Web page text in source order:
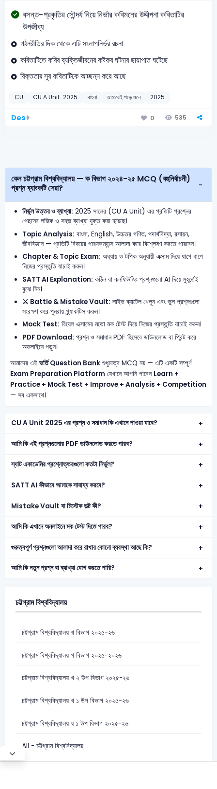
বসন্ত-প্রকৃতির সৌন্দর্য নিয়ে নির্ভার কবিমনের উদ্দীপনা কবিতাটির
উপজীব্য
গঠনরীতির দিক থেকে এটি সংলাপনির্ভর রচনা
কবিতাটিতে কবির ব্যক্তিজীবনের কষ্টকর ঘটনার ছায়াপাত ঘটেছে
রিক্ততার সুর কবিতাটিকে আচ্ছন্ন করে আছে
CU CU A Unit-2025 বাংলা তাহারেই পড়ে মনে 2025
Des 0 535
কেন চট্টগ্রাম বিশ্ববিদ্যালয় — ক বিভাগ ২০২৪-২৫ MCQ (বহুনির্বাচনী)
প্রশ্ন ব্যাংকটি সেরা?
নির্ভুল উত্তর ও ব্যাখ্যা: 2025 সালের (CU A Unit) এর প্রতিটি প্রশ্নের
পেছনের লজিক ও সহজ ব্যাখ্যা যুক্ত করা হয়েছে।
Topic Analysis: বাংলা, English, উচ্চতর গণিত, পদার্থবিদ্যা, রসায়ন,
জীববিজ্ঞান — প্রতিটি বিষয়ের পারফরম্যান্স আলাদা করে বিশ্লেষণ করতে পারবেন।
Chapter & Topic Exam: অধ্যায় ও টপিক অনুযায়ী এক্সাম দিয়ে ধাপে ধাপে
নিজের প্রস্তুতি যাচাই করুন।
SATT AI Explanation: কঠিন বা কনফিউজিং প্রশ্নগুলো AI দিয়ে মুহূর্তেই
বুঝে নিন।
⚔️ Battle & Mistake Vault: লাইভ ব্যাটেল খেলুন এবং ভুল প্রশ্নগুলো
সংরক্ষণ করে পুনরায় প্র্যাকটিস করুন।
Mock Test: রিয়েল এক্সামের মতো মক টেস্ট দিয়ে নিজের প্রস্তুতি যাচাই করুন।
PDF Download: প্রশ্ন ও সমাধান PDF হিসেবে ডাউনলোড বা প্রিন্ট করে
অফলাইনে পড়ুন।
আমাদের এই ভর্তি Question Bankশুধুমাত্র MCQ নয় — এটি একটি সম্পূর্ণ
Exam Preparation Platform যেখানে আপনি পাবেন Learn +
Practice + Mock Test + Improve + Analysis + Competition
— সব একসাথে।
CU A Unit 2025 এর প্রশ্ন ও সমাধান কি এখানে পাওয়া যাবে?
আমি কি এই প্রশ্নগুলোর PDF ডাউনলোড করতে পারব?
স্যাট একাডেমির প্রশ্নোত্তরগুলো কতটা নির্ভুল?
SATT AI কীভাবে আমাকে সাহায্য করবে?
Mistake Vault বা মিস্টেক ভল্ট কী?
আমি কি এখানে অনলাইনে মক টেস্ট দিতে পারব?
গুরুত্বপূর্ণ প্রশ্নগুলো আলাদা করে রাখার কোনো ব্যবস্থা আছে কি?
আমি কি নতুন প্রশ্ন বা ব্যাখ্যা যোগ করতে পারি?
চট্টগ্রাম বিশ্ববিদ্যালয়
চট্টগ্রাম বিশ্ববিদ্যালয় খ বিভাগ ২০২৫-২৬
চট্টগ্রাম বিশ্ববিদ্যালয় গ বিভাগ ২০২৫-২০২৬
চট্টগ্রাম বিশ্ববিদ্যালয় খ ২ উপ বিভাগ ২০২৫-২৬
চট্টগ্রাম বিশ্ববিদ্যালয় খ ১ উপ বিভাগ ২০২৫-২৬
চট্টগ্রাম বিশ্ববিদ্যালয় ঘ ১ উপ বিভাগ ২০২৫-২৬
All - চট্টগ্রাম বিশ্ববিদ্যালয়